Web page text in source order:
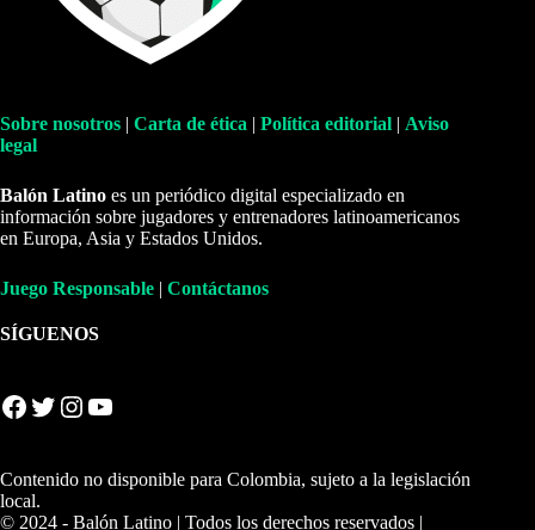
Sobre nosotros | Carta de ética | Política editorial | Aviso
legal
Balón Latino es un periódico digital especializado en
información sobre jugadores y entrenadores latinoamericanos
en Europa, Asia y Estados Unidos.
Juego Responsable | Contáctanos
SÍGUENOS
Facebook Twitter Instagram YouTube
Contenido no disponible para Colombia, sujeto a la legislación
local.
© 2024 - Balón Latino | Todos los derechos reservados |